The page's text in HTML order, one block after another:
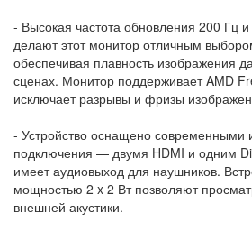
- Высокая частота обновления 200 Гц
делают этот монитор отличным
обеспечивая плавность изображения
сценах. Монитор поддерживает AMD
исключает разрывы и фризы
- Устройство оснащено современными
подключения — двумя HDMI и одним
имеет аудиовыход для наушников.
мощностью 2 x 2 Вт позволяют
внешней акустики.